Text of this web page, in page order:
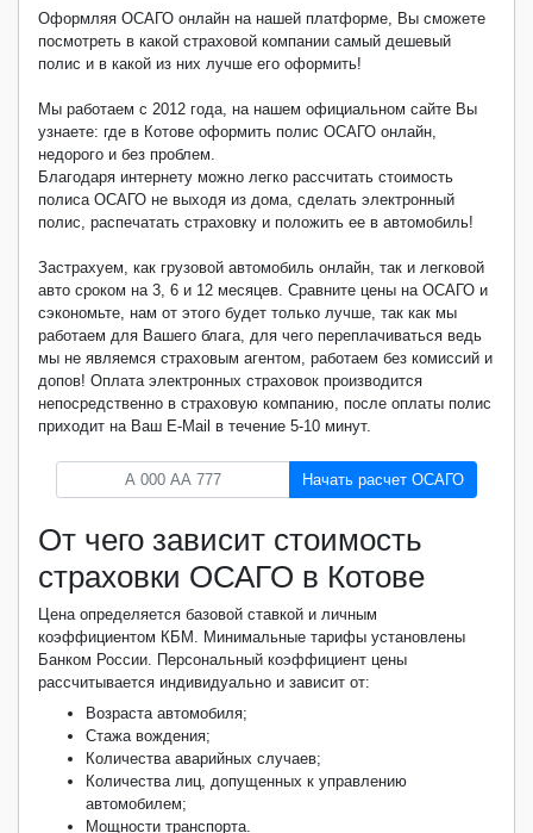
Оформляя ОСАГО онлайн на нашей платформе, Вы сможете
посмотреть в какой страховой компании самый дешевый
полис и в какой из них лучше его оформить!
Мы работаем с 2012 года, на нашем официальном сайте Вы
узнаете: где в Котове оформить полис ОСАГО онлайн,
недорого и без проблем.
Благодаря интернету можно легко рассчитать стоимость
полиса ОСАГО не выходя из дома, сделать электронный
полис, распечатать страховку и положить ее в автомобиль!
Застрахуем, как грузовой автомобиль онлайн, так и легковой
авто сроком на 3, 6 и 12 месяцев. Сравните цены на ОСАГО и
сэкономьте, нам от этого будет только лучше, так как мы
работаем для Вашего блага, для чего переплачиваться ведь
мы не являемся страховым агентом, работаем без комиссий и
допов! Оплата электронных страховок производится
непосредственно в страховую компанию, после оплаты полис
приходит на Ваш E-Mail в течение 5-10 минут.
Начать расчет ОСАГО
От чего зависит стоимость
страховки ОСАГО в Котове
Цена определяется базовой ставкой и личным
коэффициентом КБМ. Минимальные тарифы установлены
Банком России. Персональный коэффициент цены
рассчитывается индивидуально и зависит от:
Возраста автомобиля;
Стажа вождения;
Количества аварийных случаев;
Количества лиц, допущенных к управлению
автомобилем;
Мощности транспорта.